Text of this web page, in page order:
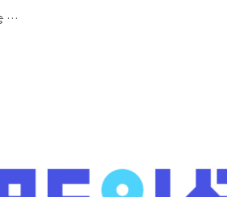
[공지] 추석 휴무 및 전체 출근길 탑승 시간 안내 (2022-09-13 화)